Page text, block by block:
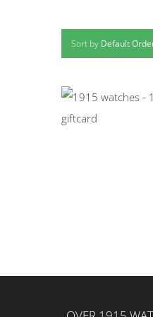
Sort by Default